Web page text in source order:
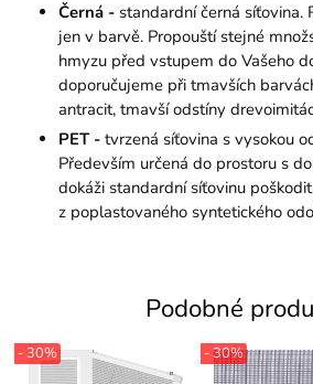
Černá - standardní černá síťovina.
jen v barvě. Propouští stejné
hmyzu před vstupem do Vašeho
doporučujeme při tmavších
antracit, tmavší odstíny
PET -tvrzená síťovina s vysokou
Především určená do prostoru s
dokáži standardní síťovinu
z poplastovaného syntetického
Podobné
- 30% - 30%